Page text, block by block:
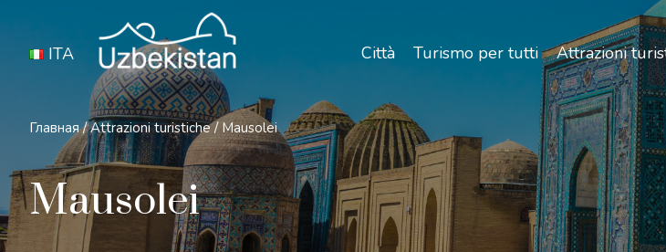
Città Turismo per tutti Attrazioni
ITA
Главная / Attrazioni turistiche/ Mausolei
Mausolei